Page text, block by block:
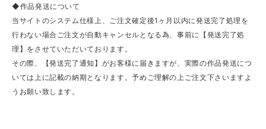
◆作品発送について
当サイトのシステム仕様上、ご注文確定後1ヶ月以内に発送完了処理を
行わない場合ご注文が自動キャンセルとなる為、事前に【発送完了処
理】をさせていただいております。
その際、【発送完了通知】がお客様に届きますが、実際の作品発送につ
いては上に記載の納期となります。予めご理解の上ご注文下さいますよ
うお願い致します。